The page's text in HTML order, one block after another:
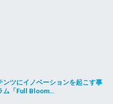
ンツにイノベーションを起こす事
ム「Full Bloom…